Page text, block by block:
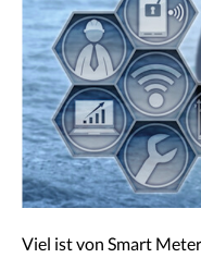
Viel ist von Smart